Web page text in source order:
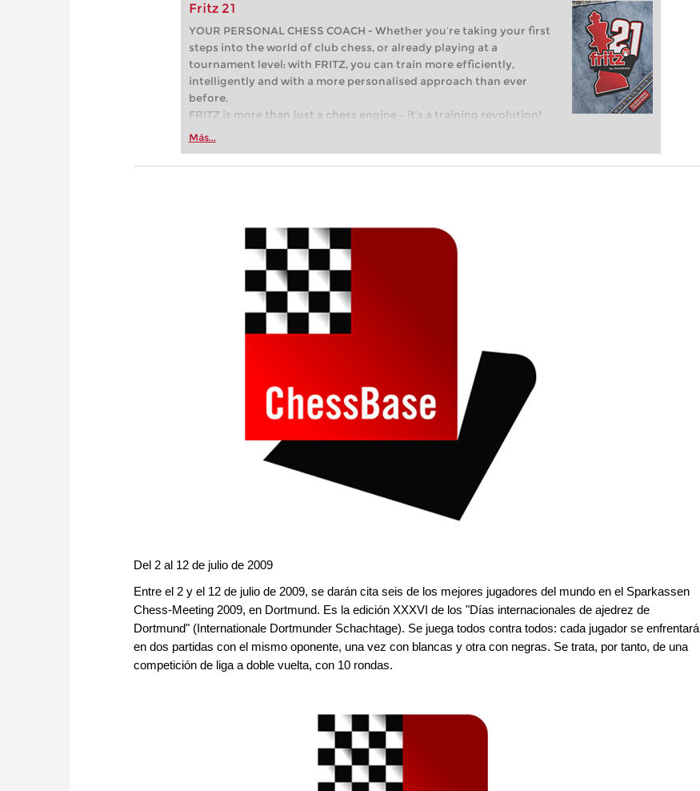
Fritz 21
YOUR PERSONAL CHESS COACH - Whether you’re taking your first
steps into the world of club chess, or already playing at a
tournament level: with FRITZ, you can train more efficiently,
intelligently and with a more personalised approach than ever
before.
FRITZ is more than just a chess engine – it’s a training revolution!
Whether you’re taking your first steps into the world of club chess,
more efficiently, intelligently and with a more personalised
Más...
Del 2 al 12 de julio de 2009
Entre el 2 y el 12 de julio de 2009, se darán cita seis de los mejores jugadores del mundo en el Sparkassen
Chess-Meeting 2009, en Dortmund. Es la edición XXXVI de los "Días internacionales de ajedrez de
Dortmund" (Internationale Dortmunder Schachtage). Se juega todos contra todos: cada jugador se enfrentará
en dos partidas con el mismo oponente, una vez con blancas y otra con negras. Se trata, por tanto, de una
competición de liga a doble vuelta, con 10 rondas.